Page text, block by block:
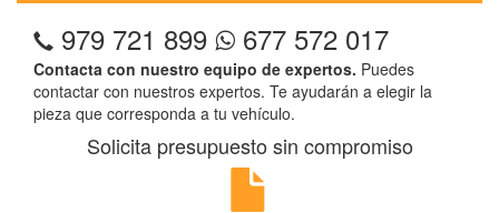
979 721 899 677 572 017
Contacta con nuestro equipo de expertos. Puedes
contactar con nuestros expertos. Te ayudarán a elegir la
pieza que corresponda a tu vehículo.
Solicita presupuesto sin compromiso